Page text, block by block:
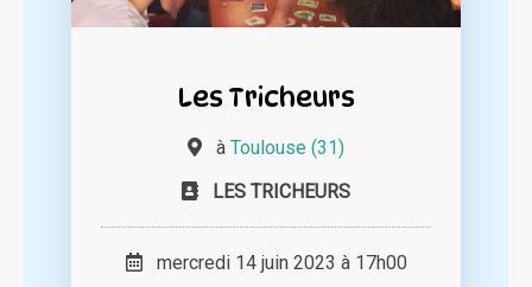
Les Tricheurs
à Toulouse (31)
LES TRICHEURS
mercredi 14 juin 2023 à 17h00